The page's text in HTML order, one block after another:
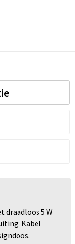
draadloos 5 W
Kabel